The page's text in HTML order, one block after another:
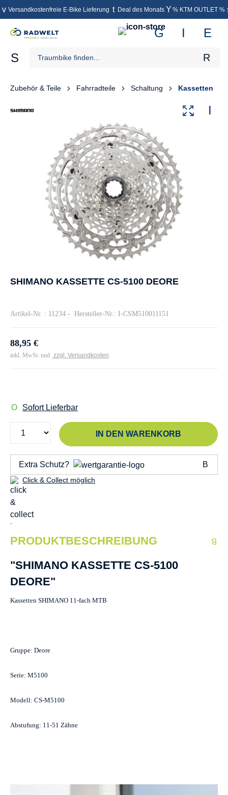
springen
Versandkostenfreie E-Bike Lieferung Deal des Monats % KTM OUTLET %
Zubehör & Teile Fahrradteile Schaltung Kassetten
SHIMANO KASSETTE CS-5100 DEORE
Artikel-Nr. : 11234 - Hersteller-Nr.: I-CSM510011151
88,95 €
inkl. MwSt. und zzgl. Versandkosten
Sofort Lieferbar
IN DEN WARENKORB
Extra Schutz?
Click & Collect möglich
PRODUKTBESCHREIBUNG
"SHIMANO KASSETTE CS-5100
DEORE"
Kassetten SHIMANO 11-fach MTB
Gruppe: Deore
Serie: M5100
Modell: CS-M5100
Abstufung: 11-51 Zähne